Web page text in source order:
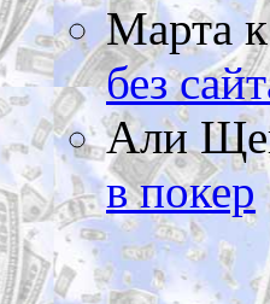
Марта
без
Али
в покер